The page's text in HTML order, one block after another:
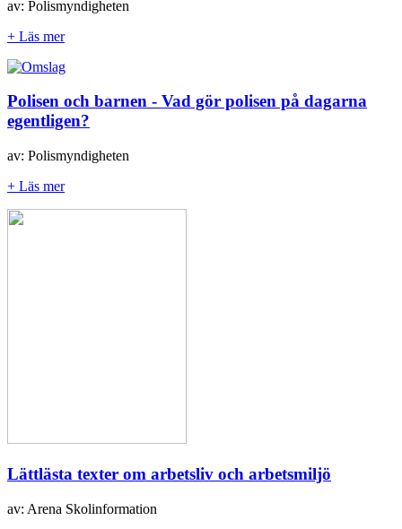
av: Polismyndigheten
+ Läs mer
Polisen och barnen - Vad gör polisen på dagarna
egentligen?
av: Polismyndigheten
+ Läs mer
Lättlästa texter om arbetsliv och arbetsmiljö
av: Arena Skolinformation